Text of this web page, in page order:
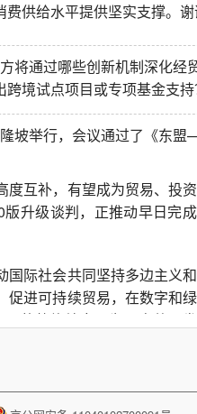
供给水平提供坚实支撑。谢
将通过哪些创新机制深化经
境试点项目或专项基金支持
坡举行，会议通过了《东盟
度互补，有望成为贸易、投
升级谈判，正推动早日完
际社会共同坚持多边主义
促进可持续贸易，在数字和
3的整体效应，为三方共同发
起了反倾销调查。您认为这